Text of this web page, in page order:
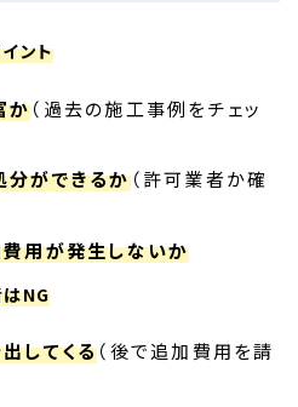
ント
か（過去の施工事例をチェッ
ができるか（許可業者か確
用が発生しないか
はNG
してくる（後で追加費用を請